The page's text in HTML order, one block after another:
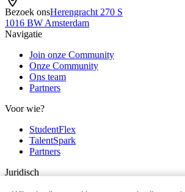
Bezoek onsHerengracht 270 S
1016 BW Amsterdam
Navigatie
Join onze Community
Onze Community
Ons team
Partners
Voor wie?
StudentFlex
TalentSpark
Partners
Juridisch